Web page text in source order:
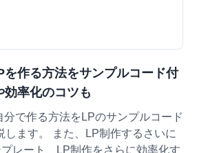
作る方法をサンプルコード付
効率化のコツも
分で作る方法をLPのサンプルコード
します。 また、LP制作するさいに
レート、LP制作をさらに効率化す